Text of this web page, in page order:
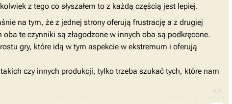
4.2
z tego co słyszałem to z każdą częścią jest lepiej.
na tym, że z jednej strony oferują frustrację a z drugiej
te czynniki są złagodzone w innych oba są podkręcone.
gry, które idą w tym aspekcie w ekstremum i oferują
czy innych produkcji, tylko trzeba szukać tych, które nam